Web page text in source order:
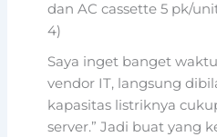
dan AC cassette 5 pk/
4)
Saya inget banget
vendor IT, langsung
kapasitas listriknya
server.” Jadi buat yang